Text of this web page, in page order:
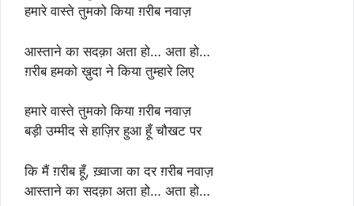
हमारे वास्ते तुमको किया ग़रीब नवाज़
आस्ताने का सदक़ा अता हो… अता हो…
ग़रीब हमको ख़ुदा ने किया तुम्हारे लिए
हमारे वास्ते तुमको किया ग़रीब नवाज़
बड़ी उम्मीद से हाज़िर हुआ हूँ चौखट पर
कि मैं ग़रीब हूँ, ख़्वाजा का दर ग़रीब नवाज़
आस्ताने का सदक़ा अता हो… अता हो…